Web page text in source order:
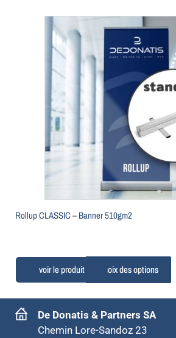
Rollup CLASSIC –Banner 510gm2
Choix des options
De Donatis & Partners SA
Chemin Lore-Sandoz 23